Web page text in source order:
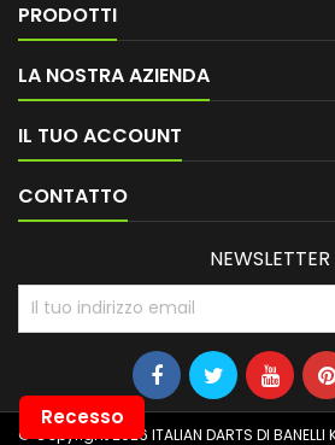
PRODOTTI
LA NOSTRA AZIENDA
IL TUO ACCOUNT
CONTATTO
NEWSLETTER
© Copyright 2026 ITALIAN DARTS DI
Recesso